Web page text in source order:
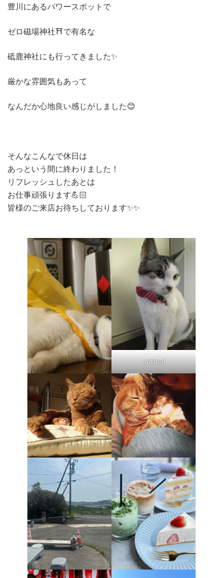
豊川にあるパワースポットで
ゼロ磁場神社⛩️で有名な
砥鹿神社にも行ってきました✨
厳かな雰囲気もあって
なんだか心地良い感じがしました😊
そんなこんなで休日は
あっという間に終わりました！
リフレッシュしたあとは
お仕事頑張ります💪🏻
皆様のご来店お待ちしております✨✨
untitled